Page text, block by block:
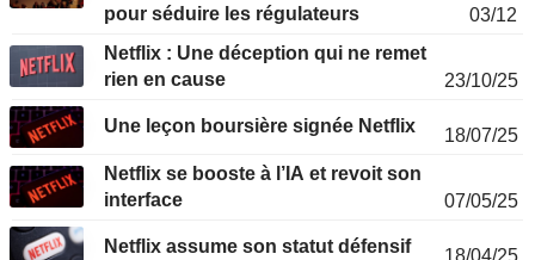
pour séduire les régulateurs
03/12
Netflix : Une déception qui ne remet
rien en cause
23/10/25
Une leçon boursière signée Netflix
18/07/25
Netflix se booste à l’IA et revoit son
interface
07/05/25
Netflix assume son statut défensif